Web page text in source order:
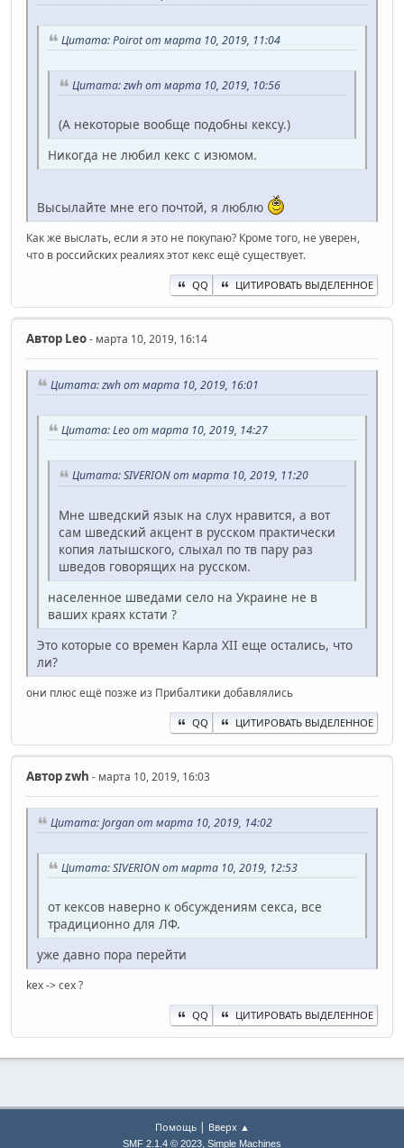
Цитата: Poirot от марта 10, 2019, 11:04
Цитата: zwh от марта 10, 2019, 10:56
(А некоторые вообще подобны кексу.)
Никогда не любил кекс с изюмом.
Высылайте мне его почтой, я люблю
Как же выслать, если я это не покупаю? Кроме того, не уверен,
что в российских реалиях этот кекс ещё существует.
QQ ЦИТИРОВАТЬ ВЫДЕЛЕННОЕ
Автор Leo- марта 10, 2019, 16:14
Цитата: zwh от марта 10, 2019, 16:01
Цитата: Leo от марта 10, 2019, 14:27
Цитата: SIVERION от марта 10, 2019, 11:20
Мне шведский язык на слух нравится, а вот
сам шведский акцент в русском практически
копия латышского, слыхал по тв пару раз
шведов говорящих на русском.
населенное шведами село на Украине не в
ваших краях кстати ?
Это которые со времен Карла XII еще остались, что
ли?
они плюс ещё позже из Прибалтики добавлялись
QQ ЦИТИРОВАТЬ ВЫДЕЛЕННОЕ
Авторzwh - марта 10, 2019, 16:03
Цитата: Jorgan от марта 10, 2019, 14:02
Цитата: SIVERION от марта 10, 2019, 12:53
от кексов наверно к обсуждениям секса, все
традиционно для ЛФ.
уже давно пора перейти
kex -> cex ?
QQ ЦИТИРОВАТЬ ВЫДЕЛЕННОЕ
Помощь| Вверх ▲
SMF 2.1.4 © 2023, Simple Machines